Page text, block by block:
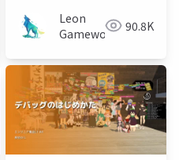
Leon
Gameworks 90.8K